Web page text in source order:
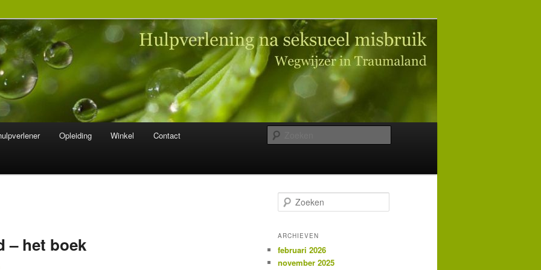
na seksueel misbruik
Opleiding Winkel Contact
– het boek
o
k
n
ARCHIEVEN
februari 2026
november 2025